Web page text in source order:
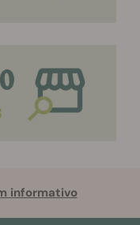
informativo